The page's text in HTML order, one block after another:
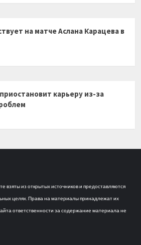
на матче Аслана Карацева в
карьеру из-за
взяты из открытых источников и предоставляются
целях. Права на материалы принадлежат их
ответственности за содержание материала не